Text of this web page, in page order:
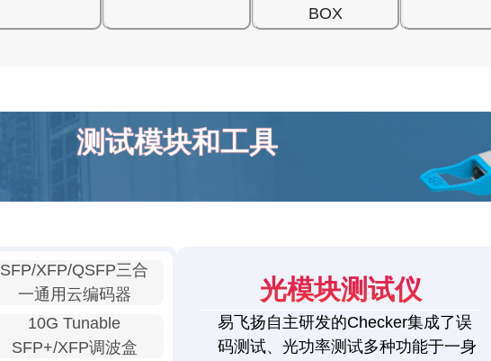
BOX
测试模块和工具
SFP/XFP/QSFP三合
一通用云编码器
10G Tunable
SFP+/XFP调波盒
光模块测试仪
易飞扬自主研发的Checker集成了误
码测试、光功率测试多种功能于一身